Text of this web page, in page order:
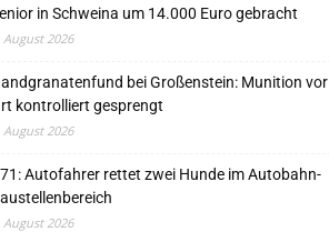
in Schweina um 14.000 Euro gebracht
August 2026
bei Großenstein: Munition vor
kontrolliert gesprengt
August 2026
Autofahrer rettet zwei Hunde im Autobahn-
August 2026